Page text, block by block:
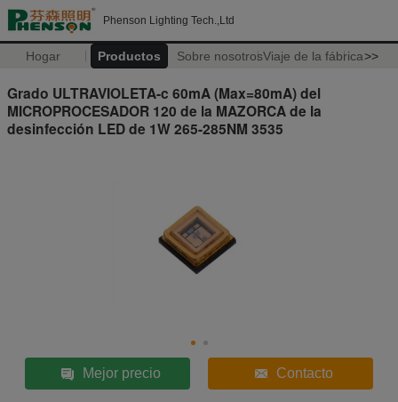
Phenson Lighting Tech.,Ltd
Hogar Productos Sobre nosotrosViaje de la fábrica>>
Grado ULTRAVIOLETA-c 60mA (Max=80mA) del
MICROPROCESADOR 120 de la MAZORCA de la
desinfección LED de 1W 265-285NM 3535
Mejor precio Contacto